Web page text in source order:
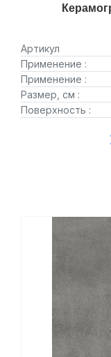
Артикул
Применение :
Применение :
Размер, см :
Поверхность :